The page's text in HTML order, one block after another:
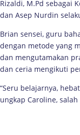
Rizaldi, M.Pd sebagai
dan Asep Nurdin
Brian sensei, guru
dengan metode yang
dan mengutamakan
dan ceria mengikuti
“Seru belajarnya,
ungkap Caroline,